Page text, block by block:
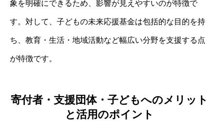
象を明確にできるため、影響が見えやすいのが特徴で
す。対して、子どもの未来応援基金は包括的な目的を持
ち、教育・生活・地域活動など幅広い分野を支援する点
が特徴です。
寄付者・支援団体・子どもへのメリット
と活用のポイント